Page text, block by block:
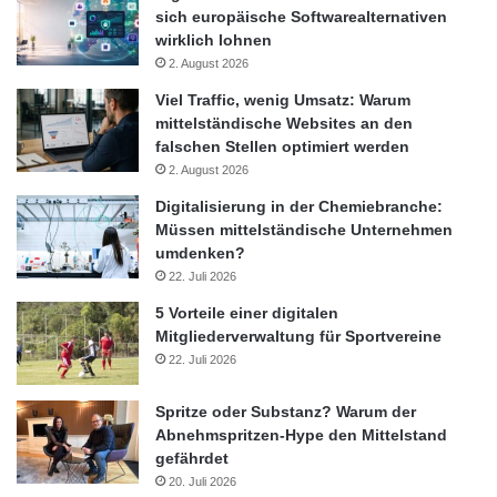
Es könnte dazu kommen, dass in einer solchen Situation im
Süden Deutschlands 1.000 Megawatt fehlen. „Das ist alles sehr
Szenarien immer auf das gewünschte Sicherheitsniveau an. „In
einer Situation mit einem durchschnittlichen Stromverbrauch ist
die Situation erheblich entspannter als bei hoher Netzlast im
Winter, wenn Sie mit 80 Gigawatt mehr als das Doppelte an
Stromnachfrage allein in Deutschland haben.“
Bundesnetzagentur Erneuerbare Energien
Kernkraft in Deutschland
Netzausbau Solarstrom Windgas
Windstrom
sich europäische Softwarealternativen
wirklich lohnen
2. August 2026
Viel Traffic, wenig Umsatz: Warum
mittelständische Websites an den
falschen Stellen optimiert werden
2. August 2026
Digitalisierung in der Chemiebranche:
Müssen mittelständische Unternehmen
umdenken?
22. Juli 2026
5 Vorteile einer digitalen
Mitgliederverwaltung für Sportvereine
22. Juli 2026
Spritze oder Substanz? Warum der
Abnehmspritzen-Hype den Mittelstand
gefährdet
20. Juli 2026